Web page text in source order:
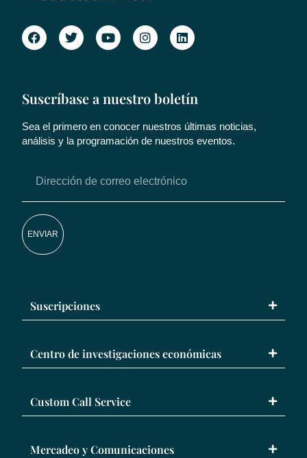
Suscríbase a nuestro boletín
Sea el primero en conocer nuestros últimas noticias,
análisis y la programación de nuestros eventos.
ENVIAR
Suscripciones
Centro de investigaciones económicas
Custom Call Service
Mercadeo y Comunicaciones